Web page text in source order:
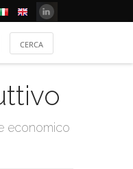
economico